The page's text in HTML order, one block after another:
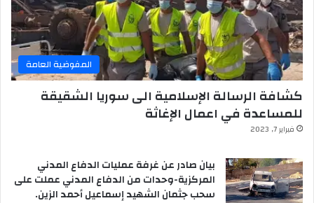
المفوضية العامة
كشافة الرسالة الإسلامية الى سوريا الشقيقة
للمساعدة في اعمال الإغاثة
فبراير 7, 2023
بيان صادر عن غرفة عمليات الدفاع المدني
المركزية-وحدات من الدفاع المدني عملت على
سحب جثمان الشهيد إسماعيل أحمد الزين.